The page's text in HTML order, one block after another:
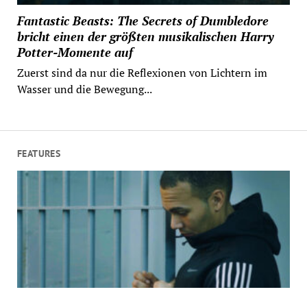
Fantastic Beasts: The Secrets of Dumbledore
bricht einen der größten musikalischen Harry
Potter-Momente auf
Zuerst sind da nur die Reflexionen von Lichtern im
Wasser und die Bewegung...
FEATURES